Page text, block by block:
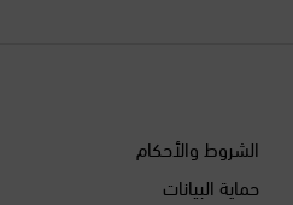
الشروط والأحكام
حماية البيانات